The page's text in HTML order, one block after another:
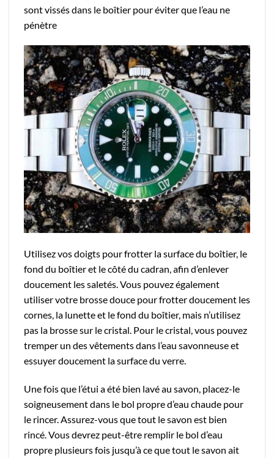
sont vissés dans le boîtier pour éviter que l’eau ne
pénètre
Utilisez vos doigts pour frotter la surface du boîtier, le
fond du boîtier et le côté du cadran, afin d’enlever
doucement les saletés. Vous pouvez également
utiliser votre brosse douce pour frotter doucement les
cornes, la lunette et le fond du boîtier, mais n’utilisez
pas la brosse sur le cristal. Pour le cristal, vous pouvez
tremper un des vêtements dans l’eau savonneuse et
essuyer doucement la surface du verre.
Une fois que l’étui a été bien lavé au savon, placez-le
soigneusement dans le bol propre d’eau chaude pour
le rincer. Assurez-vous que tout le savon est bien
rincé. Vous devrez peut-être remplir le bol d’eau
propre plusieurs fois jusqu’à ce que tout le savon ait